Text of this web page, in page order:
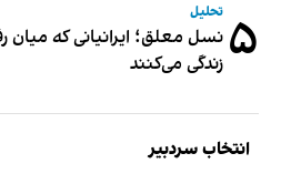
۵ تحلیل
نسل معلق؛ ایرانیانی که
زندگی می‌کنند
انتخاب سردبیر